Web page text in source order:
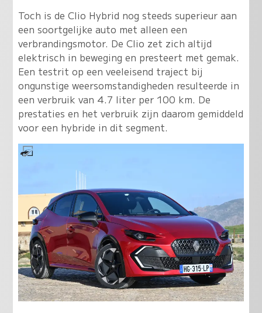
Toch is de Clio Hybrid nog steeds superieur aan
een soortgelijke auto met alleen een
verbrandingsmotor. De Clio zet zich altijd
elektrisch in beweging en presteert met gemak.
Een testrit op een veeleisend traject bij
ongunstige weersomstandigheden resulteerde in
een verbruik van 4.7 liter per 100 km. De
prestaties en het verbruik zijn daarom gemiddeld
voor een hybride in dit segment.